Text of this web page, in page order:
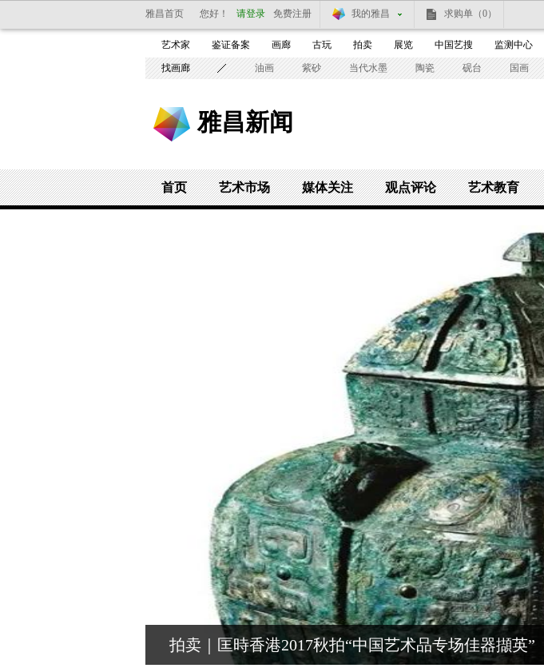
雅昌首页 您好！ 请登录 免费注册 我的雅昌 求购单 （0）
艺术家 鉴证备案 画廊 古玩 拍卖 展览 中国艺搜 监测中心
找画廊 油画 紫砂 当代水墨 陶瓷 砚台 国画
雅昌新闻
首页 艺术市场 媒体关注 观点评论 艺术教育
拍卖｜匡時香港2017秋拍“中国艺术品专场佳器擷英”